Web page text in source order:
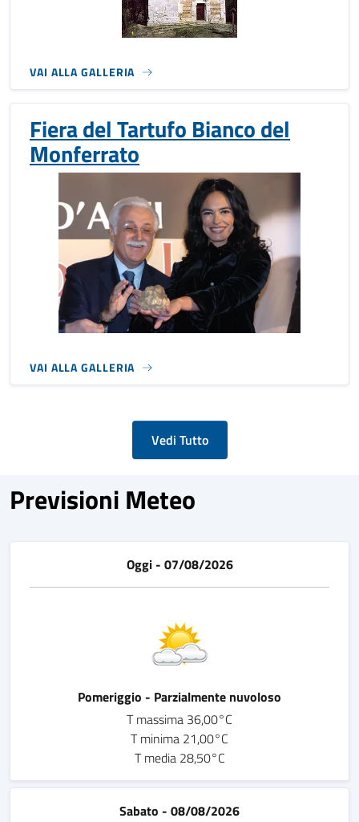
VAI ALLA GALLERIA
Fiera del Tartufo Bianco del
Monferrato
VAI ALLA GALLERIA
Vedi Tutto
Previsioni Meteo
Oggi - 07/08/2026
Pomeriggio - Parzialmente nuvoloso
T massima 36,00°C
T minima 21,00°C
T media 28,50°C
Sabato - 08/08/2026